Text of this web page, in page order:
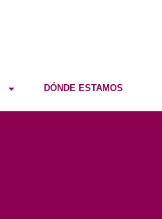
DÓNDE ESTAMOS